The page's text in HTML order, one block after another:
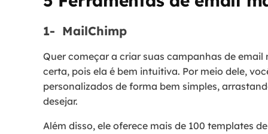
1- MailChimp
Quer começar a criar suas campanhas de
certa, pois ela é bem intuitiva. Por meio dele,
personalizados de forma bem simples,
desejar.
Além disso, ele oferece mais de 100 templates